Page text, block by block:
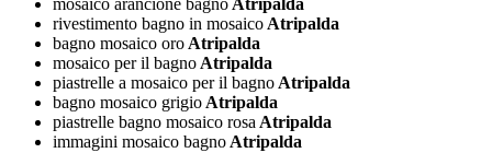
mosaico arancione bagnoAtripalda
rivestimento bagno in mosaicoAtripalda
bagno mosaico oroAtripalda
mosaico per il bagnoAtripalda
piastrelle a mosaico per il bagnoAtripalda
bagno mosaico grigioAtripalda
piastrelle bagno mosaico rosaAtripalda
immagini mosaico bagnoAtripalda